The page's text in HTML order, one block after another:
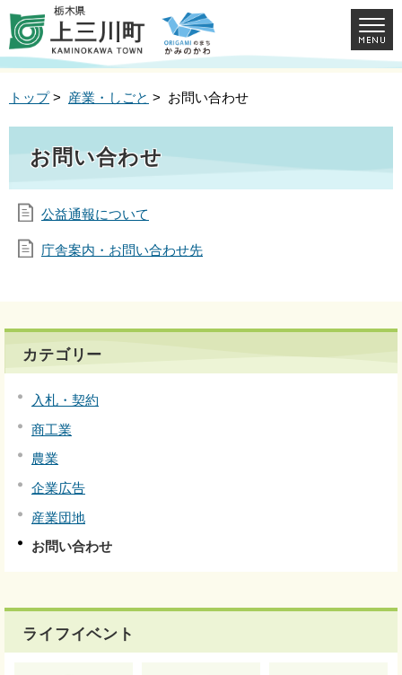
トップ> 産業・しごと > お問い合わせ
お問い合わせ
公益通報について
庁舎案内・お問い合わせ先
カテゴリー
入札・契約
商工業
農業
企業広告
産業団地
お問い合わせ
ライフイベント